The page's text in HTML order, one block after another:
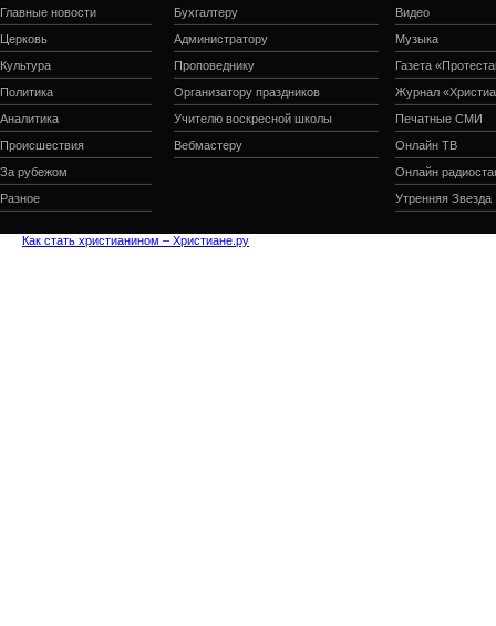
Главные новости
Церковь
Культура
Политика
Аналитика
Происшествия
За рубежом
Разное
Бухгалтеру
Администратору
Проповеднику
Организатору праздников
Учителю воскресной школы
Вебмастеру
Видео
Музыка
Газета
Журнал
Печатные СМИ
Онлайн ТВ
Онлайн
Утренняя Звезда
Как стать христианином – Христиане.ру